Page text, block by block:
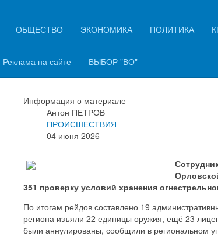
ОБЩЕСТВО ЭКОНОМИКА ПОЛИТИКА
Реклама на сайте ВЫБОР "ВО"
В Орловской области
22 единицы оружия
Информация о материале
Антон ПЕТРОВ
ПРОИСШЕСТВИЯ
04 июня 2026
351 проверку условий хранения
По итогам рейдов составлено 19
региона изъяли 22 единицы оружия, ещё 23
были аннулированы, сообщили в региональном